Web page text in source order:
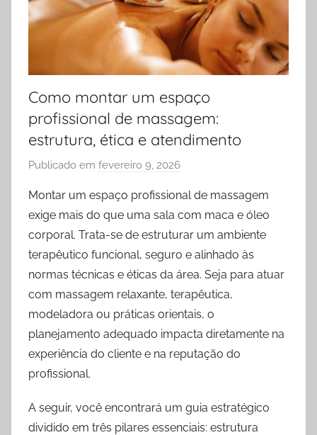
Como montar um espaço
profissional de massagem:
estrutura, ética e atendimento
Publicado em fevereiro 9, 2026
r
h
o
s
t
-
d
o
s
i
t
Montar um espaço profissional de massagem
exige mais do que uma sala com maca e óleo
corporal. Trata-se de estruturar um ambiente
terapêutico funcional, seguro e alinhado às
normas técnicas e éticas da área. Seja para atuar
com massagem relaxante, terapêutica,
modeladora ou práticas orientais, o
planejamento adequado impacta diretamente na
experiência do cliente e na reputação do
profissional.
A seguir, você encontrará um guia estratégico
dividido em três pilares essenciais: estrutura